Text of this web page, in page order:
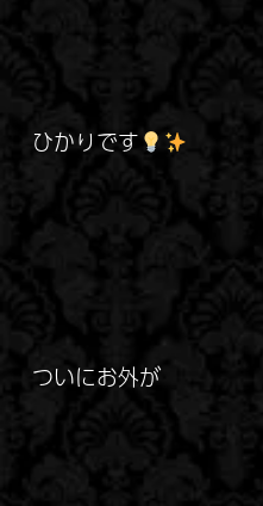
ひかりです
ついにお外が